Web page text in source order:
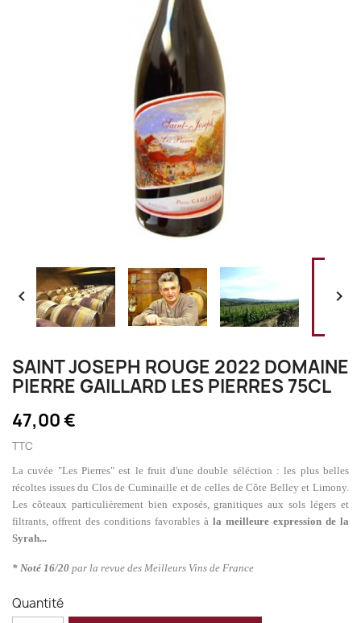
 
SAINT JOSEPH ROUGE 2022 DOMAINE
PIERRE GAILLARD LES PIERRES 75CL
47,00 €
TTC
La cuvée "Les Pierres" est le fruit d'une double séléction : les plus belles
récoltes issues du Clos de Cuminaille et de celles de Côte Belley et Limony.
Les côteaux particulièrement bien exposés, granitiques aux sols légers et
filtrants, offrent des conditions favorables à la meilleure expression de la
Syrah...
* Noté 16/20 par la revue des Meilleurs Vins de France
Quantité